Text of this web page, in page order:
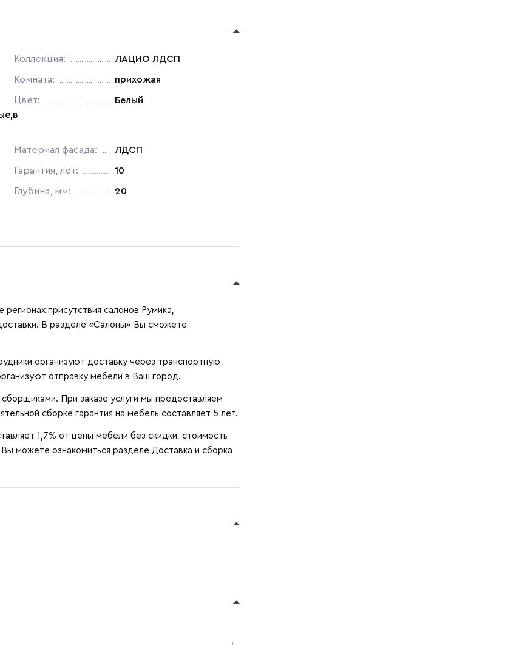
Коллекция: ЛАЦИО ЛДСП
Комната: прихожая
Цвет: Белый
Материал фасада: ЛДСП
Гарантия, лет: 10
Глубина, мм: 20
присутствия салонов Румика,
В разделе «Салоны» Вы сможете
организуют доставку через транспортную
отправку мебели в Ваш город.
При заказе услуги мы предоставляем
сборке гарантия на мебель составляет 5 лет.
1,7% от цены мебели без скидки, стоимость
можете ознакомиться разделе Доставка и сборка